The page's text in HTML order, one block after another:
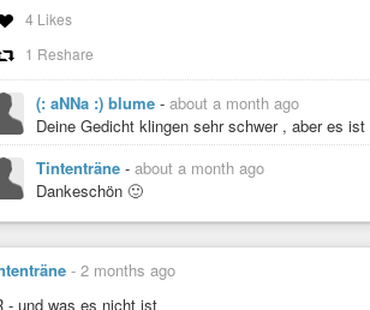
sollte Liebe sein, Fürsorge
bleibt der Hunger
er wieder?
Essen jemals wieder gut sein?
#gedanken #lyrik #narzissmus
besorgte ich mir Werte
hatte keinen Wert
Werte
Sex mit Liebe
hat ja einen Penis
Penis hat Wert
wertelose Leere sollte verschwinden
sie blieb
jedem mal
Leere blieb
4 Likes
1 Reshare
(: aNNa :) blume - about a month ago
Deine Gedicht klingen sehr schwer , aber es
Tintenträne - about a month ago
Dankeschön 🙂
- 2 months ago
- und was es nicht ist